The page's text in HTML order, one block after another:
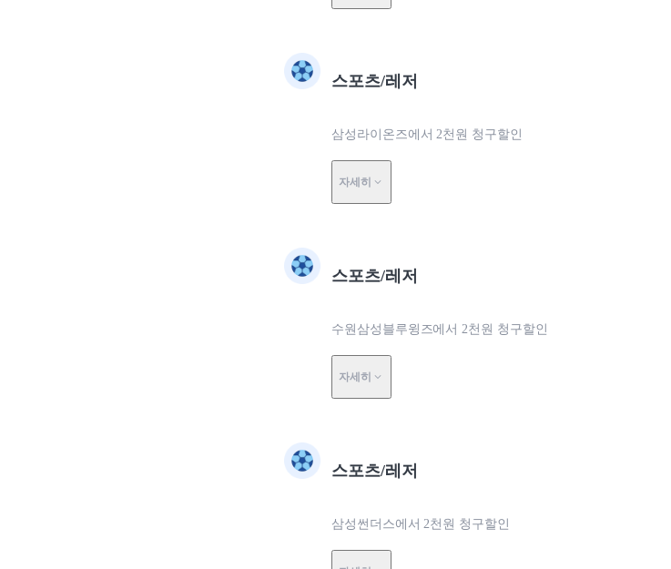
스포츠/레저
삼성라이온즈에서 2천원 청구할인
자세히
스포츠/레저
수원삼성블루윙즈에서 2천원 청구할인
자세히
스포츠/레저
삼성썬더스에서 2천원 청구할인